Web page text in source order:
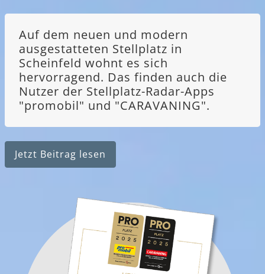
Auf dem neuen und modern
ausgestatteten Stellplatz in
Scheinfeld wohnt es sich
hervorragend. Das finden auch die
Nutzer der Stellplatz-Radar-Apps
"promobil" und "CARAVANING".
Jetzt Beitrag lesen